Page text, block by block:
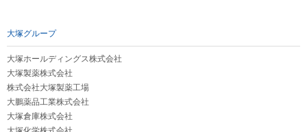
大塚グループ
大塚ホールディングス株式会社
大塚製薬株式会社
株式会社大塚製薬工場
大鵬薬品工業株式会社
大塚倉庫株式会社